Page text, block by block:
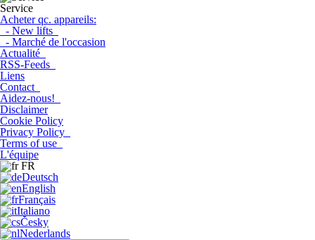
Service
Acheter qc. appareils:
- New lifts
- Marché de l'occasion
Actualité
RSS-Feeds
Liens
Contact
Aidez-nous!
Disclaimer
Cookie Policy
Privacy Policy
Terms of use
L'équipe
FR
Deutsch
English
Français
Italiano
Česky
Nederlands